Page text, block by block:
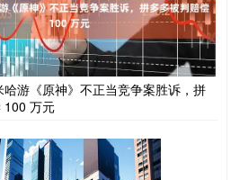
游《原神》不正当竞争案胜诉，拼
100 万元